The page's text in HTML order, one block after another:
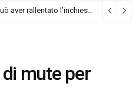
Bayesian, la carenza di giudici può aver rallentato l’inchiesta (Cronaca)
mute per